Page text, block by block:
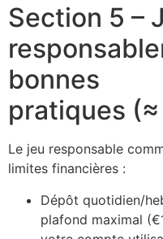
Section 5 –
bonnes
pratiques
Le jeu responsable
limites financières :
Dépôt quotidien/
plafond maximal